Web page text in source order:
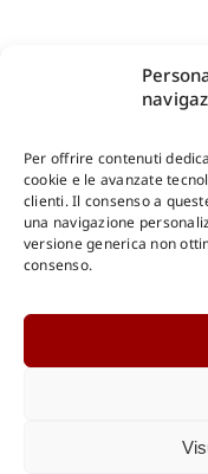
Per offrire contenuti
cookie e le avanzate
clienti. Il consenso a
una navigazione
versione generica non
consenso.
Shop Gangemi Editore
DOWNLOAD